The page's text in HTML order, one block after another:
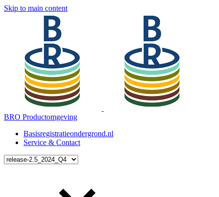
Skip to main content
BRO Productomgeving
Basisregistratieondergrond.nl
Service & Contact